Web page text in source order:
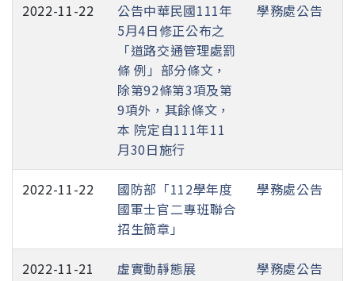
2022-11-22
公告中華民國111年
5月4日修正公布之
「道路交通管理處罰
條 例」部分條文，
除第92條第3項及第
9項外，其餘條文，
本 院定自111年11
月30日施行
學務處公告
2022-11-22
國防部「112學年度
國軍士官二專班聯合
招生簡章」
學務處公告
2022-11-21 虛實動靜態展 學務處公告